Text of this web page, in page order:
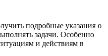
подробные указания о
задачи. Особенно
и действиям в